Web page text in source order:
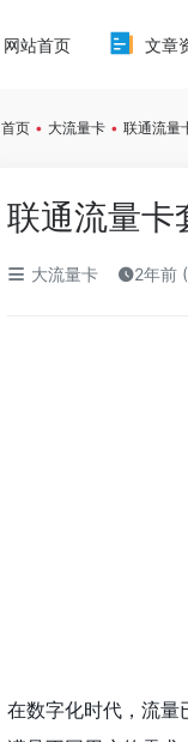
网站首页 文章
首页 • 大流量卡 • 联通流量
联通流量卡
大流量卡 2年前
在数字化时代，流量